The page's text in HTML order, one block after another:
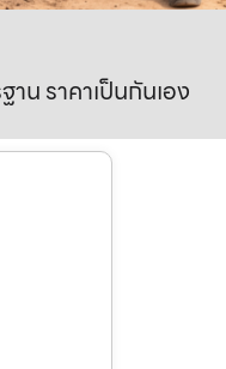
น ราคาเป็นกันเอง